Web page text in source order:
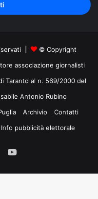
|
© Copyright
associazione giornalisti
Taranto al n. 569/2000 del
Antonio Rubino
Archivio
Contatti
Info pubblicità elettorale
Tube